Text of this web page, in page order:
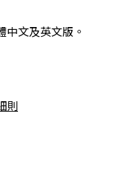
中文及英文版。
則